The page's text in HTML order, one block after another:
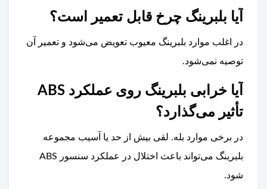
آیا بلبرینگ چرخ قابل تعمیر است؟
در اغلب موارد بلبرینگ معیوب تعویض می‌شود و تعمیر آن
توصیه نمی‌شود.
آیا خرابی بلبرینگ روی عملکرد ABS
تأثیر می‌گذارد؟
در برخی موارد بله. لقی بیش از حد یا آسیب مجموعه
بلبرینگ می‌تواند باعث اختلال در عملکرد سنسور ABS
شود.